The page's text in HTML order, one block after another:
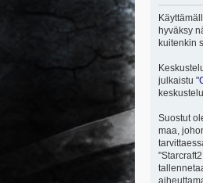
hyväksy
kuitenkin
julkaistu "
Suostut
maa,